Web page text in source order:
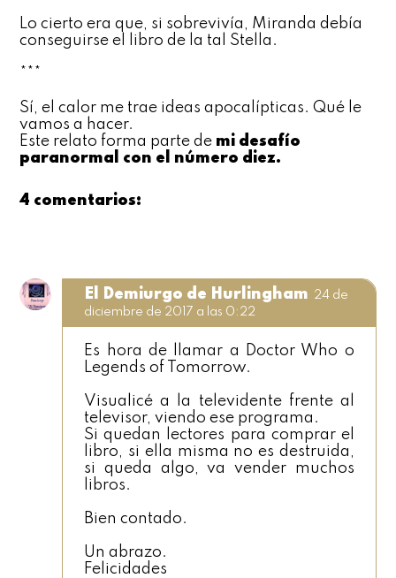
Lo cierto era que, si sobrevivía, Miranda debía
conseguirse el libro de la tal Stella.
***
Sí, el calor me trae ideas apocalípticas. Qué le
vamos a hacer.
Este relato forma parte de mi desafío
paranormal con el número diez.
4 comentarios:
El Demiurgo de Hurlingham 24 de
diciembre de 2017 a las 0:22
Es hora de llamar a Doctor Who o
Legends of Tomorrow.
Visualicé a la televidente frente al
televisor, viendo ese programa.
Si quedan lectores para comprar el
libro, si ella misma no es destruida,
si queda algo, va vender muchos
libros.
Bien contado.
Un abrazo.
Felicidades